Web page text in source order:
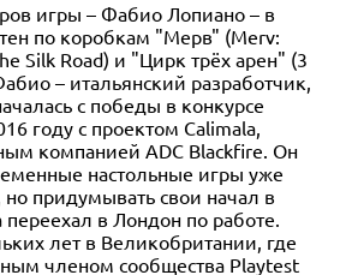
игры – Фабио Лопиано – в
по коробкам "Мерв" (Merv:
Silk Road) и "Цирк трёх арен" (3
– итальянский разработчик,
с победы в конкурсе
году с проектом Calimala,
компанией ADC Blackfire. Он
настольные игры уже
но придумывать свои начал в
переехал в Лондон по работе.
лет в Великобритании, где
членом сообщества Playtest